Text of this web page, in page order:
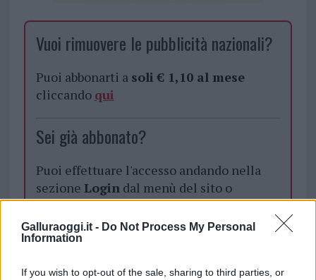
Galluraoggi.it - Do Not Process My Personal
Information
If you wish to opt-out of the sale, sharing to third parties, or
Vuoi rimuovere le pubblicità nazionali?
Puoi abbonarti a soli € 1,10 al mese
cliccando qui
Sei già abbonato?
Puoi effettuare l'accesso andando nella
sezione Logindal menù del sito o
cliccandoqui